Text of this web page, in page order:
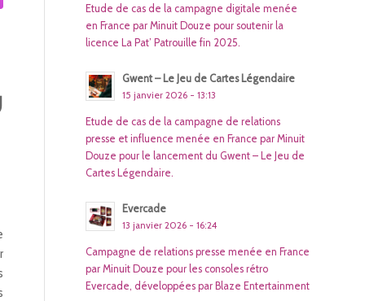
Etude de cas de la campagne digitale menée
en France par Minuit Douze pour soutenir la
licence La Pat’ Patrouille fin 2025.
Gwent – Le Jeu de Cartes Légendaire
15 janvier 2026 - 13:13
Etude de cas de la campagne de relations
presse et influence menée en France par Minuit
Douze pour le lancement du Gwent – Le Jeu de
Cartes Légendaire.
Evercade
13 janvier 2026 - 16:24
Campagne de relations presse menée en France
par Minuit Douze pour les consoles rétro
Evercade, développées par Blaze Entertainment